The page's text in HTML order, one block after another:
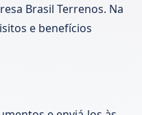
Brasil Terrenos. Na
e benefícios